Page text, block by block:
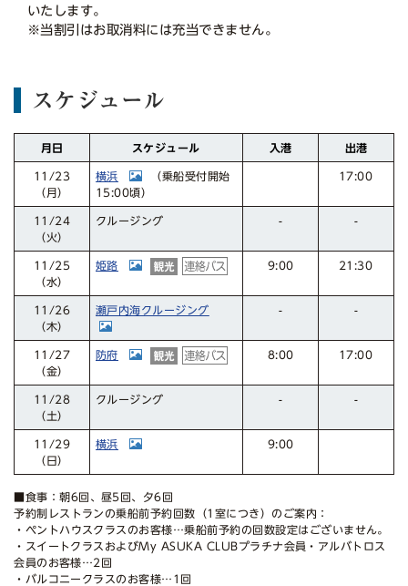
いたします。
※当割引はお取消料には充当できません。
スケジュール
月日 スケジュール 入港 出港
11/23
（月）
横浜 （乗船受付開始
15:00頃）
17:00
11/24
（火）
クルージング - -
11/25
（水）
姫路 9:00 21:30
11/26
（木）
瀬戸内海クルージング - -
11/27
（金）
防府 8:00 17:00
11/28
（土）
クルージング - -
11/29
（日）
横浜 9:00
■食事：朝6回、昼5回、夕6回
予約制レストランの乗船前予約回数（1室につき）のご案内：
・ペントハウスクラスのお客様…乗船前予約の回数設定はございません。
・スイートクラスおよびMy ASUKA CLUBプラチナ会員・アルバトロス
会員のお客様…2回
・バルコニークラスのお客様…1回